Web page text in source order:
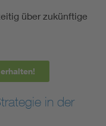
über zukünftige
in der